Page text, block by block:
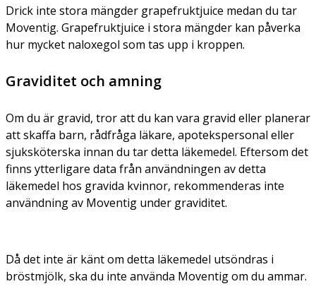
Drick inte stora mängder grapefruktjuice medan du tar
Moventig. Grapefruktjuice i stora mängder kan påverka
hur mycket naloxegol som tas upp i kroppen.
Graviditet och amning
Om du är gravid, tror att du kan vara gravid eller planerar
att skaffa barn, rådfråga läkare, apotekspersonal eller
sjuksköterska innan du tar detta läkemedel. Eftersom det
finns ytterligare data från användningen av detta
läkemedel hos gravida kvinnor, rekommenderas inte
användning av Moventig under graviditet.
Då det inte är känt om detta läkemedel utsöndras i
bröstmjölk, ska du inte använda Moventig om du ammar.